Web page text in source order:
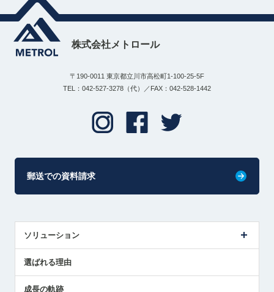
株式会社メトロール
〒190-0011 東京都立川市高松町1-100-25-5F
TEL：042-527-3278（代）／FAX：042-528-1442
郵送での資料請求
ソリューション
解決策提案
選ばれる理由
成長の軌跡